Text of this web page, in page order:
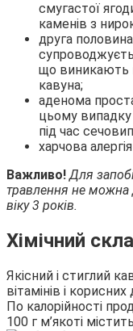
смугастої
каменів з
друга
що виникають
кавуна;
аденома
цьому випадку
під час
харчова
Важливо!Для
травлення не можна
віку 3 років.
Хімічний
Якісний і стиглий
вітамінів і
По калорійності
100 г м’якоті